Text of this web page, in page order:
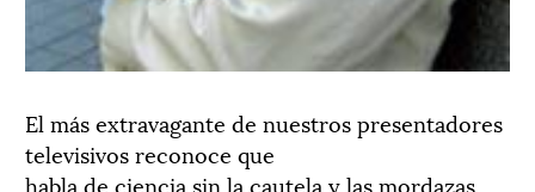
El más extravagante de nuestros presentadores
televisivos reconoce que
habla de ciencia sin la cautela y las mordazas